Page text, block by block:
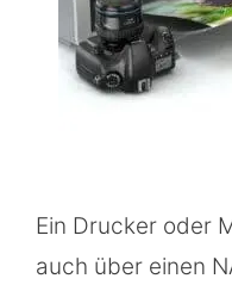
Ein Drucker oder
auch über einen